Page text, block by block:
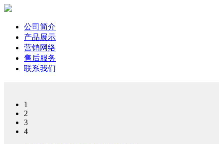
公司简介
产品展示
营销网络
售后服务
联系我们
1
2
3
4